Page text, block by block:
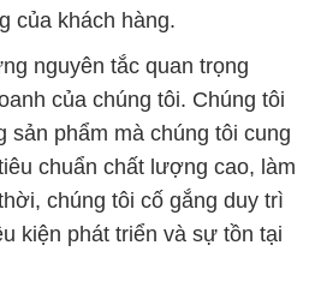
của khách hàng.
nguyên tắc quan trọng
của chúng tôi. Chúng tôi
sản phẩm mà chúng tôi cung
chuẩn chất lượng cao, làm
chúng tôi cố gắng duy trì
kiện phát triển và sự tồn tại